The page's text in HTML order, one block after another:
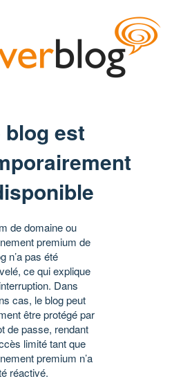
blog est
de domaine ou
premium de
n’a pas été
ce qui explique
Dans
cas, le blog peut
être protégé par
de passe, rendant
limité tant que
premium n’a
réactivé.